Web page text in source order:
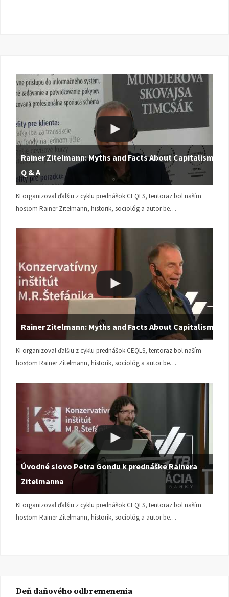
Rainer Zitelmann: Myths and Facts About Capitalism |
Q & A
KI organizoval ďalšiu z cyklu prednášok CEQLS, tentoraz bol naším
hosťom Rainer Zitelmann, historik, sociológ a autor be…
Rainer Zitelmann: Myths and Facts About Capitalism
KI organizoval ďalšiu z cyklu prednášok CEQLS, tentoraz bol naším
hosťom Rainer Zitelmann, historik, sociológ a autor be…
Úvodné slovo Petra Gondu k prednáške Rainera
Zitelmanna
KI organizoval ďalšiu z cyklu prednášok CEQLS, tentoraz bol naším
hosťom Rainer Zitelmann, historik, sociológ a autor be…
Deň daňového odbremenenia